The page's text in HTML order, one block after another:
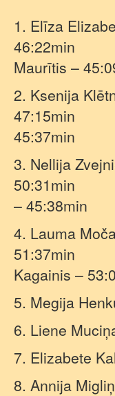
1. Elīza
46:22min
Maurītis –
2. Ksenija
47:15min
45:37min
3. Nellija
50:31min
– 45:38min
4. Lauma
51:37min
Kagainis –
5. Megija
6. Liene
7. Elizabete
8. Annija